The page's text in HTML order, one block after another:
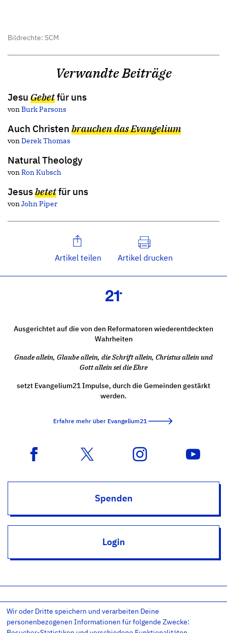
Bildrechte: SCM
Verwandte Beiträge
Jesu Gebetfür uns
von Burk Parsons
Auch Christen brauchen das Evangelium
von Derek Thomas
Natural Theology
von Ron Kubsch
Jesusbetetfür uns
von John Piper
Artikel teilen Artikel drucken
Ausgerichtet auf die von den Reformatoren wiederentdeckten
Wahrheiten
Gnade allein, Glaube allein, die Schrift allein, Christus allein und
Gott allein sei die Ehre
setzt Evangelium21 Impulse, durch die Gemeinden gestärkt
werden.
Erfahre mehr über Evangelium21
Spenden
Login
Impressum Datenschutz
Datenschutz-Einstellungen
AGB
Kontakt RSS Newsletter
Wir oder Dritte speichern und verarbeiten Deine
personenbezogenen Informationen für folgende Zwecke: